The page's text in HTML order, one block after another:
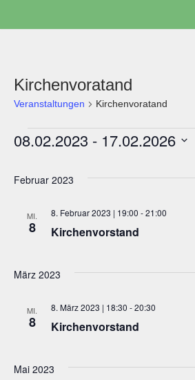
Kirchenvoratand
Veranstaltungen Kirchenvoratand
08.02.2023 - 17.02.2026
wählen.
Februar 2023
MI.
8 Kirchenvorstand
8. Februar 2023 | 19:00 -21:00
März 2023
MI.
8 Kirchenvorstand
8. März 2023 | 18:30 -20:30
Mai 2023